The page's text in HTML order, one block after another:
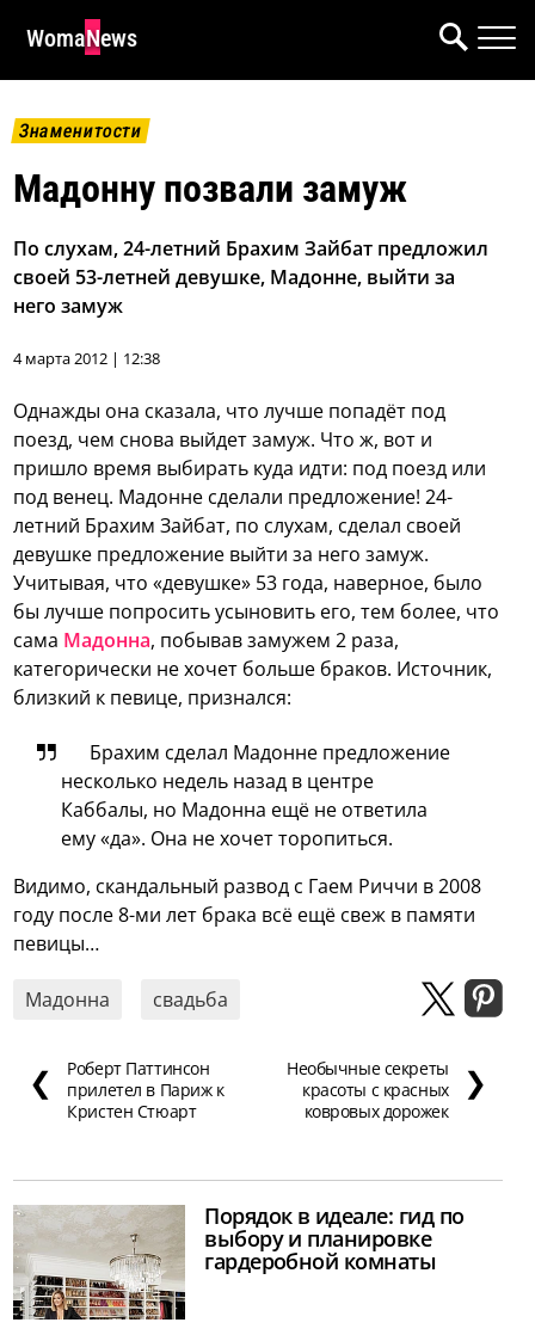
WomaNews
Знаменитости
Мадонну позвали замуж
По слухам, 24-летний Брахим Зайбат предложил
своей 53-летней девушке, Мадонне, выйти за
него замуж
4 марта 2012 | 12:38
Однажды она сказала, что лучше попадёт под
поезд, чем снова выйдет замуж. Что ж, вот и
пришло время выбирать куда идти: под поезд или
под венец. Мадонне сделали предложение! 24-
летний Брахим Зайбат, по слухам, сделал своей
девушке предложение выйти за него замуж.
Учитывая, что «девушке» 53 года, наверное, было
бы лучше попросить усыновить его, тем более, что
сама Мадонна, побывав замужем 2 раза,
категорически не хочет больше браков. Источник,
близкий к певице, признался:
Брахим сделал Мадонне предложение
несколько недель назад в центре
Каббалы, но Мадонна ещё не ответила
ему «да». Она не хочет торопиться.
Видимо, скандальный развод с Гаем Риччи в 2008
году после 8-ми лет брака всё ещё свеж в памяти
певицы…
Мадонна свадьба
❮
Роберт Паттинсон
прилетел в Париж к
Кристен Стюарт
Необычные секреты
красоты с красных
ковровых дорожек
❯
Порядок в идеале: гид по
выбору и планировке
гардеробной комнаты